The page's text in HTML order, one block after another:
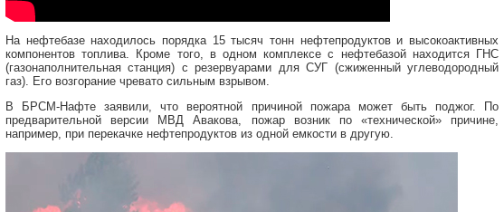
На нефтебазе находилось порядка 15 тысяч тонн нефтепродуктов и высокоактивных
компонентов топлива. Кроме того, в одном комплексе с нефтебазой находится ГНС
(газонаполнительная станция) с резервуарами для СУГ (сжиженный углеводородный
газ). Его возгорание чревато сильным взрывом.
В БРСМ-Нафте заявили, что вероятной причиной пожара может быть поджог. По
предварительной версии МВД Авакова, пожар возник по «технической» причине,
например, при перекачке нефтепродуктов из одной емкости в другую.